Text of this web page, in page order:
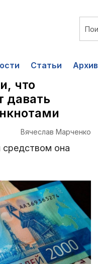
Статьи Архив
что
давать
Вячеслав Марченко
она